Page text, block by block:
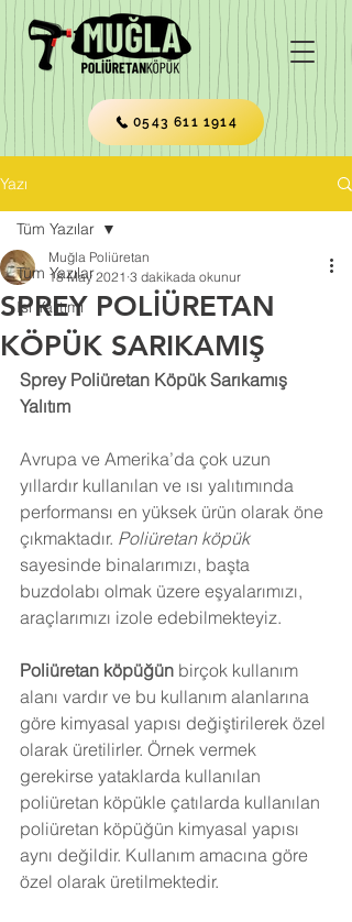
0543 611 1914
Yazı
Tüm Yazılar
Isı Yalıtımı
Tüm Yazılar
SPREY POLİÜRETAN
KÖPÜK SARIKAMIŞ
Muğla Poliüretan
18 May 2021 3 dakikada okunur
Sprey Poliüretan Köpük Sarıkamış
Yalıtım
Avrupa ve Amerika’da çok uzun
yıllardır kullanılan ve ısı yalıtımında
performansı en yüksek ürün olarak öne
çıkmaktadır. Poliüretan köpük
sayesinde binalarımızı, başta
buzdolabı olmak üzere eşyalarımızı,
araçlarımızı izole edebilmekteyiz.
Poliüretan köpüğün birçok kullanım
alanı vardır ve bu kullanım alanlarına
göre kimyasal yapısı değiştirilerek özel
olarak üretilirler. Örnek vermek
gerekirse yataklarda kullanılan
poliüretan köpükle çatılarda kullanılan
poliüretan köpüğün kimyasal yapısı
aynı değildir. Kullanım amacına göre
özel olarak üretilmektedir.